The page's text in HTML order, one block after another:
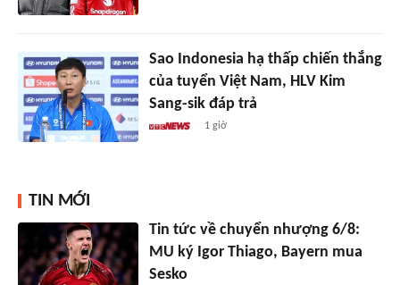
Sao Indonesia hạ thấp chiến thắng
của tuyển Việt Nam, HLV Kim
Sang-sik đáp trả
1 giờ
TIN MỚI
Tin tức về chuyển nhượng 6/8:
MU ký Igor Thiago, Bayern mua
Sesko